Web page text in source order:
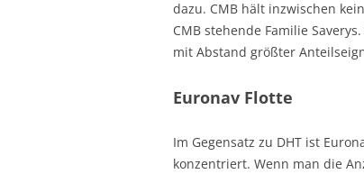
dazu. CMB hält inzwischen
CMB stehende Familie
mit Abstand größter
Euronav Flotte
Im Gegensatz zu DHT ist
konzentriert. Wenn man die